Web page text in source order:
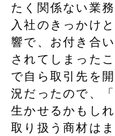
たく関係ない業
入社のきっかけ
響で、お付き合
されてしまった
で自ら取引先を
況だったので、
生かせるかもし
取り扱う商材は